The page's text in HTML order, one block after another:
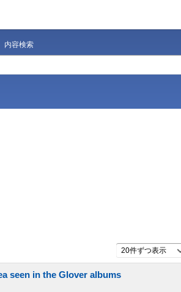
内容検索
20件ずつ表示
seen in the Glover albums